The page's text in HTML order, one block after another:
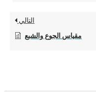
التالي
مقياس الجوع والشبع